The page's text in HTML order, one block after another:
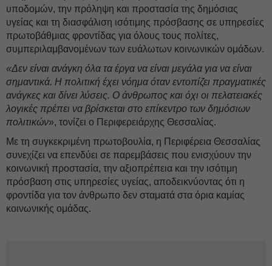
υποδομών, την πρόληψη και προστασία της δημόσιας
υγείας και τη διασφάλιση ισότιμης πρόσβασης σε υπηρεσίες
πρωτοβάθμιας φροντίδας για όλους τους πολίτες,
συμπεριλαμβανομένων των ευάλωτων κοινωνικών ομάδων.
«Δεν είναι ανάγκη όλα τα έργα να είναι μεγάλα για να είναι
σημαντικά. Η πολιτική έχει νόημα όταν εντοπίζει πραγματικές
ανάγκες και δίνει λύσεις. Ο άνθρωπος και όχι οι πελατειακές
λογικές πρέπει να βρίσκεται στο επίκεντρο των δημόσιων
πολιτικών», τονίζει ο Περιφερειάρχης Θεσσαλίας.
Με τη συγκεκριμένη πρωτοβουλία, η Περιφέρεια Θεσσαλίας
συνεχίζει να επενδύει σε παρεμβάσεις που ενισχύουν την
κοινωνική προστασία, την αξιοπρέπεια και την ισότιμη
πρόσβαση στις υπηρεσίες υγείας, αποδεικνύοντας ότι η
φροντίδα για τον άνθρωπο δεν σταματά στα όρια καμίας
κοινωνικής ομάδας.